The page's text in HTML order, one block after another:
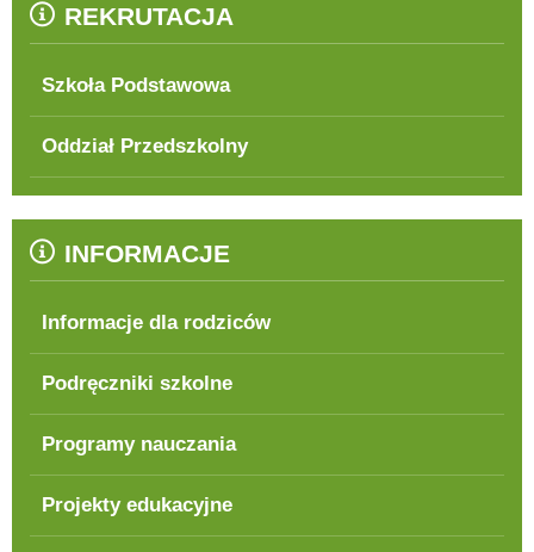
REKRUTACJA
Szkoła Podstawowa
Oddział Przedszkolny
INFORMACJE
Informacje dla rodziców
Podręczniki szkolne
Programy nauczania
Projekty edukacyjne